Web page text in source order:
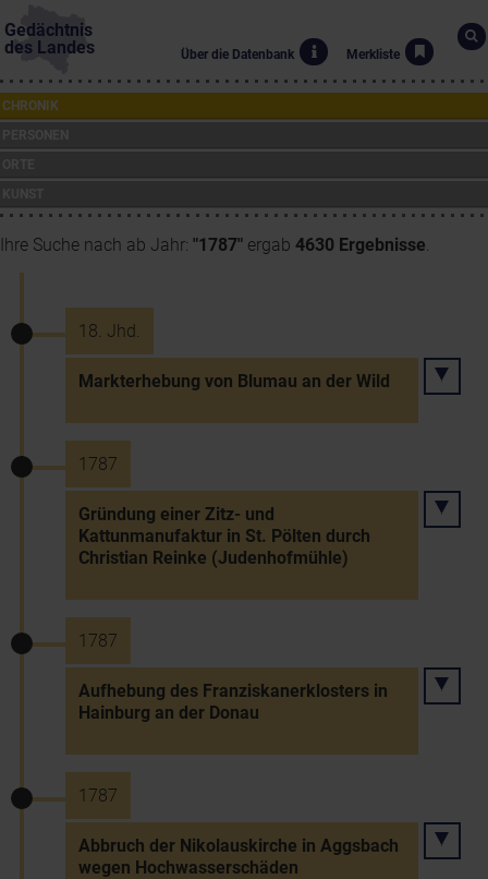
Gedächtnis
des Landes
Über die Datenbank Merkliste
CHRONIK
Ihre Suche nach ab Jahr: "1787" ergab 4630 Ergebnisse.
18. Jhd.
Markterhebung von Blumau an der Wild
1787
Gründung einer Zitz- und
Kattunmanufaktur in St. Pölten durch
Christian Reinke (Judenhofmühle)
1787
Aufhebung des Franziskanerklosters in
Hainburg an der Donau
1787
Abbruch der Nikolauskirche in Aggsbach
wegen Hochwasserschäden